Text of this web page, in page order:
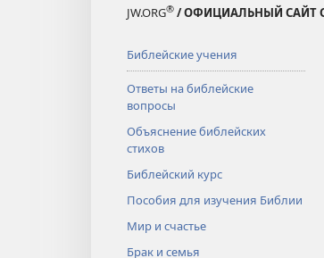
JW.ORG® / ОФИЦИАЛЬНЫЙ САЙТ
Библейские учения
Ответы на библейские
вопросы
Объяснение библейских
стихов
Библейский курс
Пособия для изучения Библии
Мир и счастье
Брак и семья